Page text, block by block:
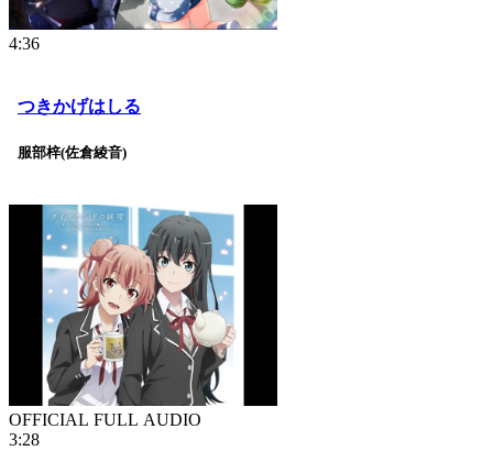
4:36
つきかげはしる
服部梓(佐倉綾音)
OFFICIAL FULL AUDIO
3:28